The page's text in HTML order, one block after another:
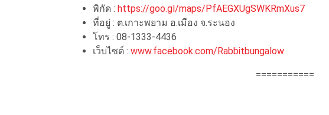
พิกัด : https://goo.gl/maps/PfAEGXUgSWKRmXus7
ที่อยู่ : ต.เกาะพยาม อ.เมือง จ.ระนอง
โทร : 08-1333-4436
เว็บไซต์ : www.facebook.com/Rabbitbungalow
===========